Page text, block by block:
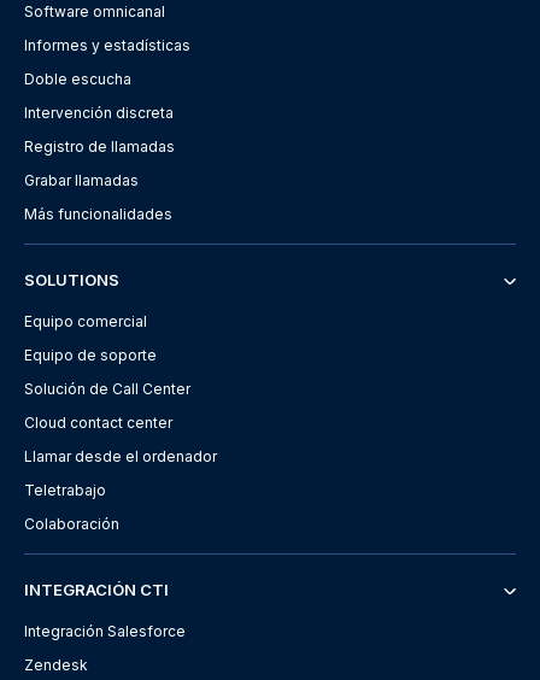
Software omnicanal
Informes y estadísticas
Doble escucha
Intervención discreta
Registro de llamadas
Grabar llamadas
Más funcionalidades
SOLUTIONS
Equipo comercial
Equipo de soporte
Solución de Call Center
Cloud contact center
Llamar desde el ordenador
Teletrabajo
Colaboración
INTEGRACIÓN CTI
Integración Salesforce
Zendesk